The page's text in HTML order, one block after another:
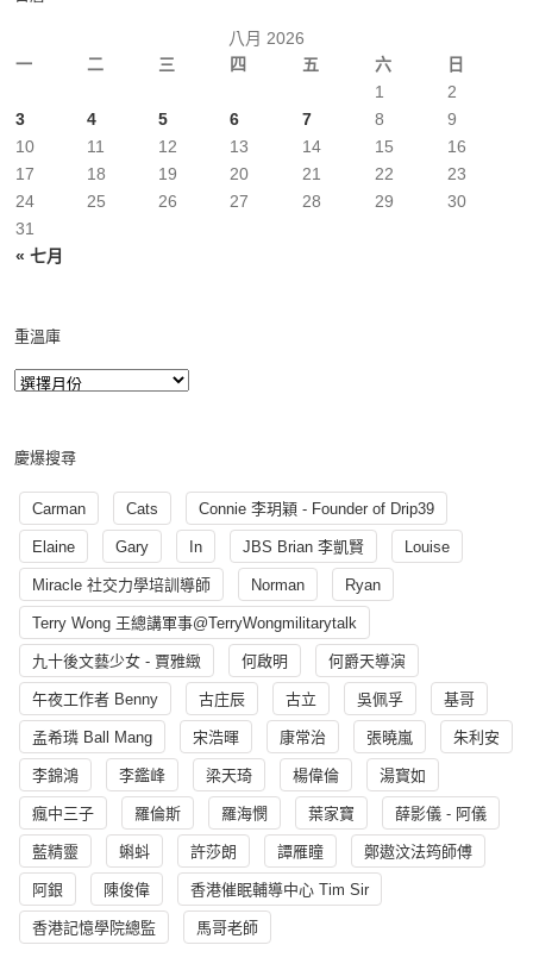
八月 2026
一
二 三 四 五 六 日
« 七月
1
2
3
4 5 6 7 8
9
10
11 12 13 14 15
16
17
18 19 20 21 22
23
24
25 26 27 28 29
30
31
重溫庫
慶爆搜尋
Carman Cats Connie 李玥穎 - Founder of Drip39
Elaine Gary In JBS Brian 李凱賢 Louise
Miracle 社交力學培訓導師 Norman Ryan
Terry Wong 王總講軍事@TerryWongmilitarytalk
九十後文藝少女 - 賈雅緻 何啟明 何爵天導演
午夜工作者 Benny 古庄辰 古立 吳佩孚 基哥
孟希璘 Ball Mang 宋浩暉 康常治 張曉嵐 朱利安
李錦鴻 李鑑峰 梁天琦 楊偉倫 湯寳如
瘋中三子 羅倫斯 羅海憫 葉家寶 薛影儀 - 阿儀
藍精靈 蝌蚪 許莎朗 譚雁瞳 鄭遨汶法筠師傅
阿銀 陳俊偉 香港催眠輔導中心 Tim Sir
香港記憶學院總監 馬哥老師